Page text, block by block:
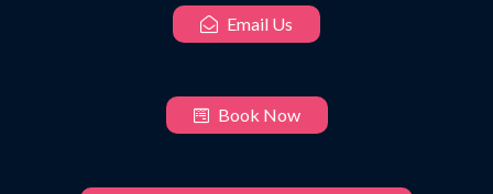
Email Us
Book Now